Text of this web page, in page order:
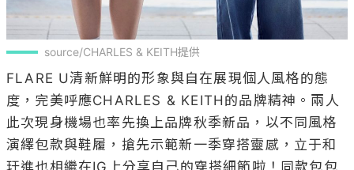
source/CHARLES & KEITH提供
FLARE U清新鮮明的形象與自在展現個人風格的態
度，完美呼應CHARLES & KEITH的品牌精神。兩人
此次現身機場也率先換上品牌秋季新品，以不同風格
演繹包款與鞋履，搶先示範新一季穿搭靈感，立于和
玗進也相繼在IG上分享自己的穿搭細節啦！同款包包